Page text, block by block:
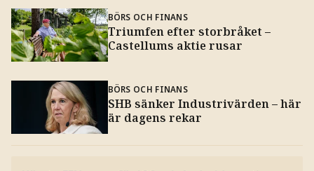
BÖRS OCH FINANS
Triumfen efter storbråket –
Castellums aktie rusar
BÖRS OCH FINANS
SHB sänker Industrivärden – här
är dagens rekar